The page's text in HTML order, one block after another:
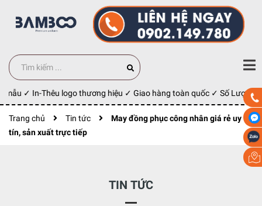
✓ In-Thêu logo thương hiệu ✓ Giao hàng toàn quốc ✓ Số Lượng
Trang chủ Tin tức
May đồng phục công nhân giá rẻ uy
tín, sản xuất trực tiếp
TIN TỨC